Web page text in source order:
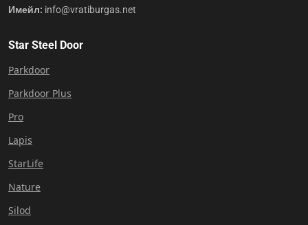
Имейл: info@vratiburgas.net
Star Steel Door
Parkdoor
Parkdoor Plus
Pro
Lapis
StarLife
Nature
Silod